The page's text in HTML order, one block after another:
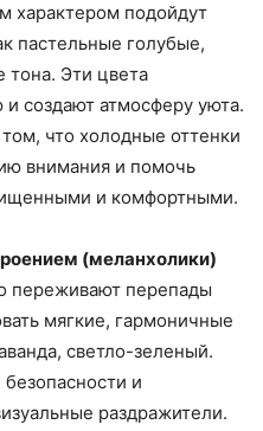
характером подойдут
пастельные голубые,
тона. Эти цвета
создают атмосферу уюта.
что холодные оттенки
внимания и помочь
и комфортными.
(меланхолики)
переживают перепады
мягкие, гармоничные
светло-зеленый.
и
раздражители.